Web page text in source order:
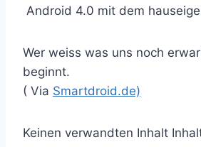
Android 4.0 mit dem
Wer weiss was uns noch
beginnt.
( Via Smartdroid.de)
Keinen verwandten Inhalt